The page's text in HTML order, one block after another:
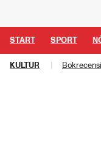
START SPORT
TIPSA TV
KULTUR